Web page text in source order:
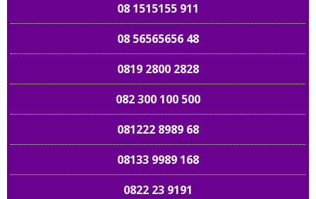
08 1515155 911
08 56565656 48
0819 2800 2828
082 300 100 500
081222 8989 68
08133 9989 168
0822 23 9191